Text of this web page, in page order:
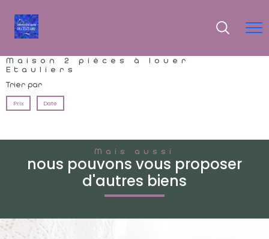
Maison 2 pièces à louer
Etauliers
Trier par
Prix Date
Mais aussi
nous pouvons vous proposer
d'autres biens